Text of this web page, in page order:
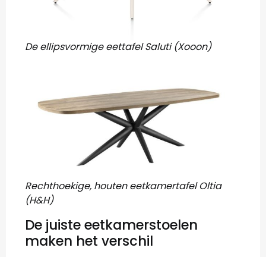
De ellipsvormige eettafel Saluti (Xooon)
Rechthoekige, houten eetkamertafel Oltia
(H&H)
De juiste eetkamerstoelen
maken het verschil